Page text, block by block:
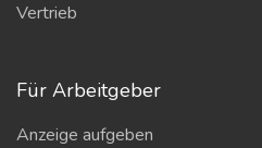
Vertrieb
Für Arbeitgeber
Anzeige aufgeben